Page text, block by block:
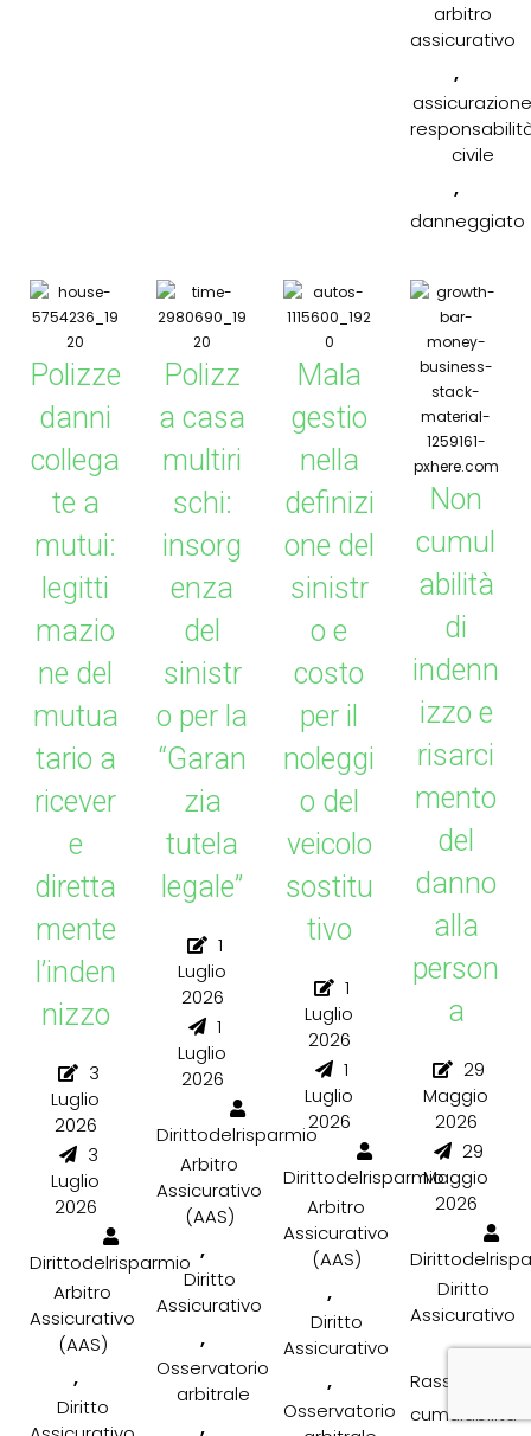
arbitro
assicurativo
,
assicurazione
civile
,
danneggiato
Polizze
danni
collega
te a
mutui:
legitti
mazio
ne del
mutua
tario a
ricever
e
diretta
mente
l’inden
nizzo
3
Luglio
2026
3
Luglio
2026
Dirittodelrisparmio
Arbitro
Assicurativo
(AAS)
,
Diritto
Polizz
a casa
multiri
schi:
insorg
enza
del
sinistr
o per la
“Garan
zia
tutela
legale”
1
Luglio
2026
1
Luglio
2026
Dirittodelrisparmio
Arbitro
Assicurativo
(AAS)
,
Diritto
Assicurativo
,
Osservatorio
arbitrale
,
Mala
gestio
nella
definizi
one del
sinistr
o e
costo
per il
noleggi
o del
veicolo
sostitu
tivo
1
Luglio
2026
1
Luglio
2026
Dirittodelrisparmio
Arbitro
Assicurativo
(AAS)
,
Diritto
Assicurativo
,
Osservatorio
Non
cumul
abilità
di
indenn
izzo e
risarci
mento
del
danno
alla
person
a
29
Maggio
2026
29
Maggio
2026
Diritto
Assicurativo
,
Rassegna
cumulabilità